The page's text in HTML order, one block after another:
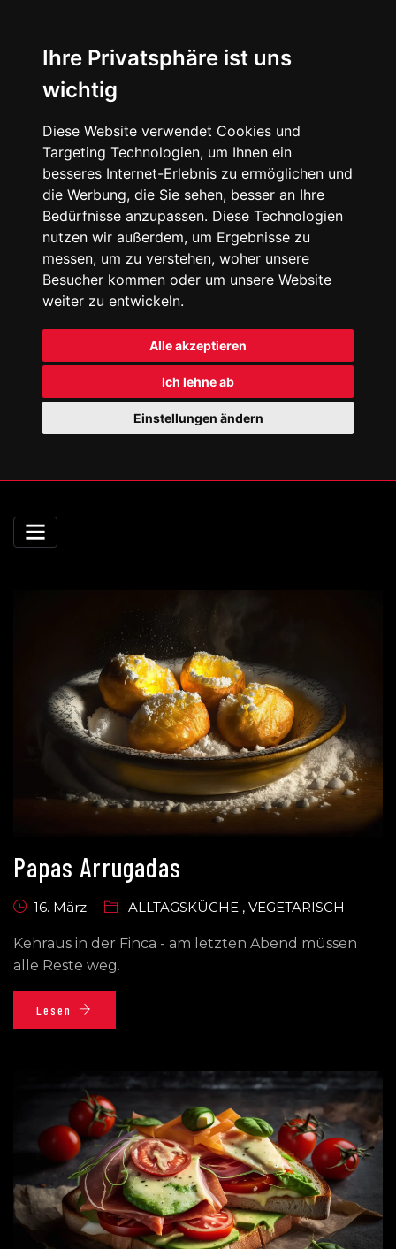
Ihre Privatsphäre ist uns
wichtig
Diese Website verwendet Cookies und
Targeting Technologien, um Ihnen ein
besseres Internet-Erlebnis zu ermöglichen und
die Werbung, die Sie sehen, besser an Ihre
Bedürfnisse anzupassen. Diese Technologien
nutzen wir außerdem, um Ergebnisse zu
messen, um zu verstehen, woher unsere
Besucher kommen oder um unsere Website
weiter zu entwickeln.
Alle akzeptieren
Ich lehne ab
Einstellungen ändern
Papas Arrugadas
16. März ALLTAGSKÜCHE , VEGETARISCH
Kehraus in der Finca - am letzten Abend müssen
alle Reste weg.
Lesen